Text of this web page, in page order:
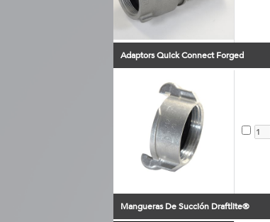
Adaptors Quick Connect Forged
Mangueras De Succión Draftlite®